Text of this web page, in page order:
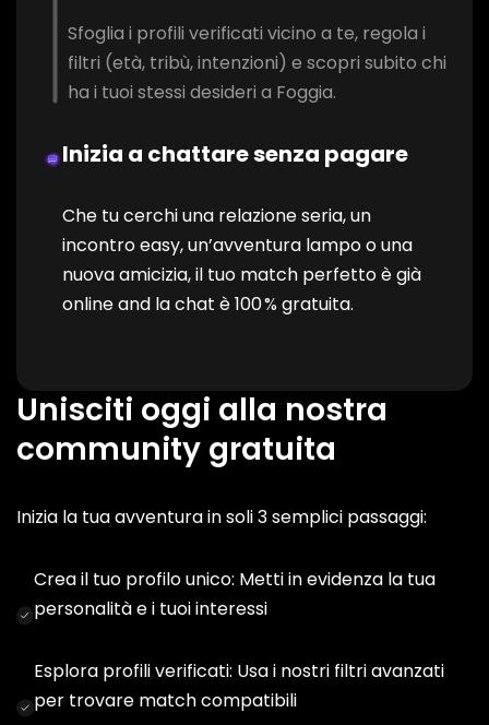
Sfoglia i profili verificati vicino a te, regola i
filtri (età, tribù, intenzioni) e scopri subito chi
ha i tuoi stessi desideri a Foggia.
Inizia a chattare senza pagare
Che tu cerchi una relazione seria, un
incontro easy, un’avventura lampo o una
nuova amicizia, il tuo match perfetto è già
online and la chat è 100 % gratuita.
Unisciti oggi alla nostra
community gratuita
Inizia la tua avventura in soli 3 semplici passaggi:
Crea il tuo profilo unico: Metti in evidenza la tua
personalità e i tuoi interessi
Esplora profili verificati: Usa i nostri filtri avanzati
per trovare match compatibili